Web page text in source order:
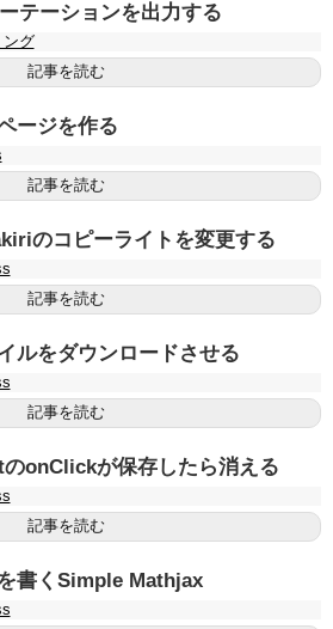
テーションを出力する
ング
記事を読む
ージを作る
記事を読む
のコピーライトを変更する
記事を読む
ルをダウンロードさせる
記事を読む
onClickが保存したら消える
記事を読む
書くSimple Mathjax